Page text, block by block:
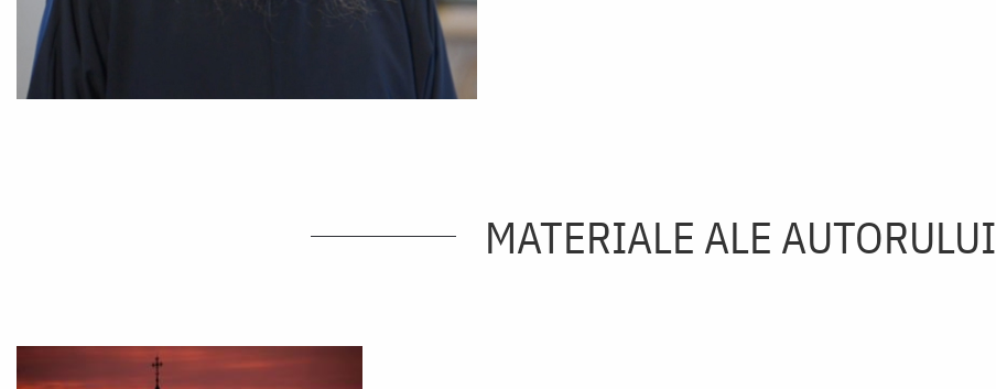
MATERIALE ALE AUTORULUI